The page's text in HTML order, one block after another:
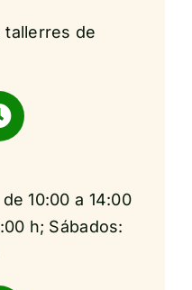
tallerres de
10:00 a 14:00
h; Sábados: